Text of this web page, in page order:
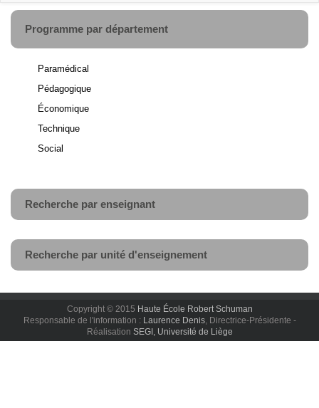
Programme par département
Paramédical
Pédagogique
Économique
Technique
Social
Recherche par enseignant
Recherche par unité d'enseignement
Copyright © 2015 Haute École Robert Schuman
Responsable de l'information : Laurence Denis, Directrice-Présidente -
Réalisation SEGI, Université de Liège